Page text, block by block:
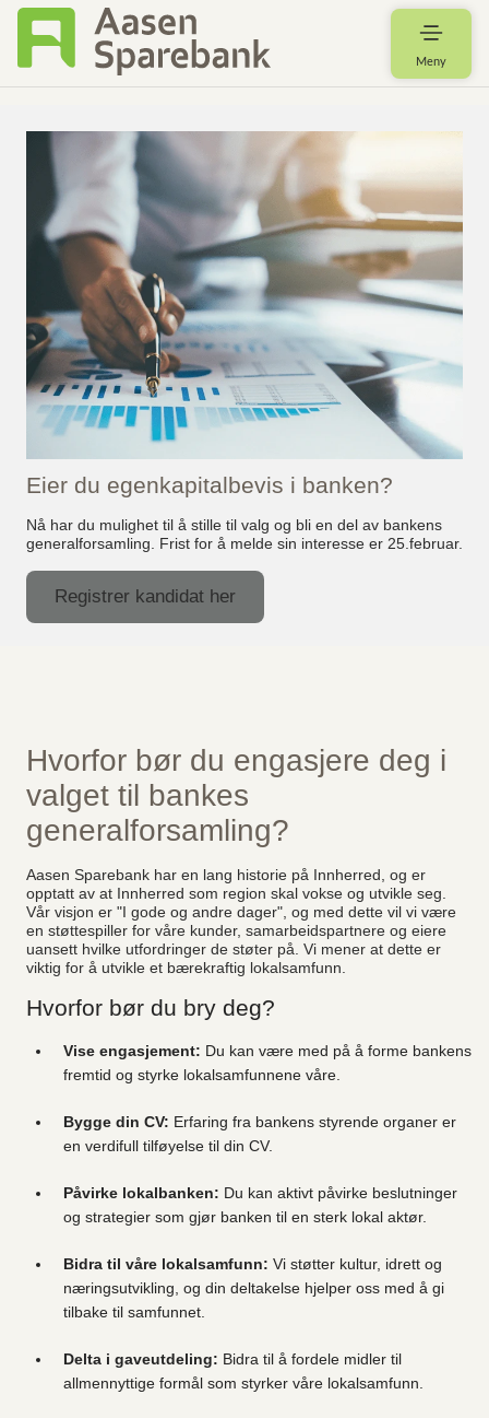
Meny
Eier du egenkapitalbevis i banken?
Nå har du mulighet til å stille til valg og bli en del av bankens
generalforsamling. Frist for å melde sin interesse er 25.februar.
Registrer kandidat her
Hvorfor bør du engasjere deg i
valget til bankes
generalforsamling?
Aasen Sparebank har en lang historie på Innherred, og er
opptatt av at Innherred som region skal vokse og utvikle seg.
Vår visjon er "I gode og andre dager", og med dette vil vi være
en støttespiller for våre kunder, samarbeidspartnere og eiere
uansett hvilke utfordringer de støter på. Vi mener at dette er
viktig for å utvikle et bærekraftig lokalsamfunn.
Hvorfor bør du bry deg?
Vise engasjement: Du kan være med på å forme bankens
fremtid og styrke lokalsamfunnene våre.
Bygge din CV: Erfaring fra bankens styrende organer er
en verdifull tilføyelse til din CV.
Påvirke lokalbanken: Du kan aktivt påvirke beslutninger
og strategier som gjør banken til en sterk lokal aktør.
Bidra til våre lokalsamfunn: Vi støtter kultur, idrett og
næringsutvikling, og din deltakelse hjelper oss med å gi
tilbake til samfunnet.
Delta i gaveutdeling: Bidra til å fordele midler til
allmennyttige formål som styrker våre lokalsamfunn.